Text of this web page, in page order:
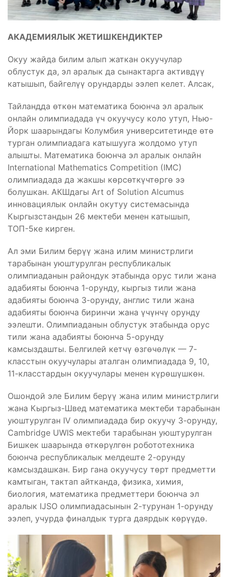
АКАДЕМИЯЛЫК ЖЕТИШКЕНДИКТЕР
Окуу жайда билим алып жаткан окуучулар
облустук да, эл аралык да сынактарга активдүү
катышып, байгелүү орундарды ээлеп келет. Алсак,
Тайландда өткөн математика боюнча эл аралык
онлайн олимпиадада үч окуучусу коло утуп, Нью-
Йорк шаарындагы Колумбия университетинде өтө
турган олимпиадага катышууга жолдомо утуп
алышты. Математика боюнча эл аралык онлайн
International Mathematics Competition (IMC)
олимпиадада да жакшы көрсөткүчтөргө ээ
болушкан. АКШдагы Art of Solution Alcumus
инновациялык онлайн окутуу системасында
Кыргызстандын 26 мектеби менен катышып,
ТОП-5ке кирген.
Ал эми Билим берүү жана илим министрлиги
тарабынан уюштурулган республикалык
олимпиаданын райондук этабында орус тили жана
адабияты боюнча 1-орунду, кыргыз тили жана
адабияты боюнча 3-орунду, англис тили жана
адабияты боюнча биринчи жана үчүнчү орунду
ээлешти. Олимпиаданын облустук этабында орус
тили жана адабияты боюнча 5-орунду
камсыздашты. Белгилей кетчү өзгөчөлүк — 7-
класстын окуучулары аталган олимпиадада 9, 10,
11-класстардын окуучулары менен күрөшүшкөн.
Ошондой эле Билим берүү жана илим министрлиги
жана Кыргыз-Швед математика мектеби тарабынан
уюштурулган IV олимпиадада бир окуучу 3-орунду,
Cambridge UWIS мектеби тарабынан уюштурулган
Бишкек шаарында өткөрүлгөн робототехника
боюнча республикалык мелдеште 2-орунду
камсыздашкан. Бир гана окуучусу төрт предметти
камтыган, тактап айтканда, физика, химия,
биология, математика предметтери боюнча эл
аралык IJSO олимпиадасынын 2-турунан 1-орунду
ээлеп, учурда финалдык турга даярдык көрүүдө.